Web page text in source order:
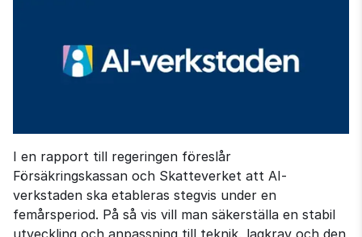
I en rapport till regeringen föreslår
Försäkringskassan och Skatteverket att AI-
verkstaden ska etableras stegvis under en
femårsperiod. På så vis vill man säkerställa en stabil